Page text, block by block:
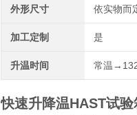
外形尺寸 依实物而
加工定制 是
升温时间 常温
快速升降温HAST试